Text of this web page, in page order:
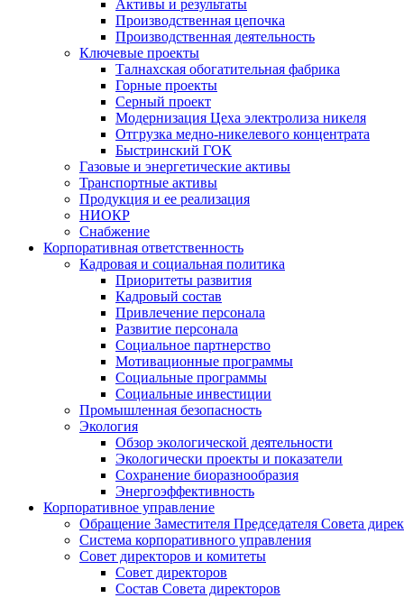
Активы и результаты
Производственная цепочка
Производственная деятельность
Ключевые проекты
Талнахская обогатительная фабрика
Горные проекты
Серный проект
Модернизация Цеха электролиза никеля
Отгрузка медно-никелевого концентрата
Быстринский ГОК
Газовые и энергетические активы
Транспортные активы
Продукция и ее реализация
НИОКР
Снабжение
Корпоративная ответственность
Кадровая и социальная политика
Приоритеты развития
Кадровый состав
Привлечение персонала
Развитие персонала
Социальное партнерство
Мотивационные программы
Социальные программы
Социальные инвестиции
Промышленная безопасность
Экология
Обзор экологической деятельности
Экологически проекты и показатели
Сохранение биоразнообразия
Энергоэффективность
Корпоративное управление
Обращение Заместителя Председателя Совета
Система корпоративного управления
Совет директоров и комитеты
Совет директоров
Состав Совета директоров